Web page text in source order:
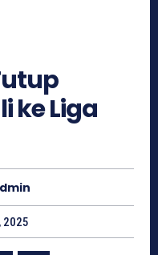
ke Liga
2025